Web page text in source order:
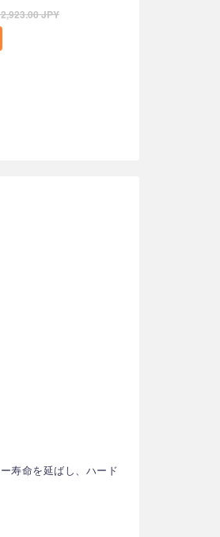
JPY
寿命を延ばし、ハード